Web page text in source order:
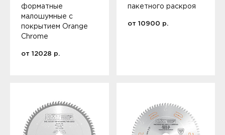
форматные
малошумные с
покрытием Orange
Chrome
от 12028 р.
пакетного раскроя
от 10900 р.